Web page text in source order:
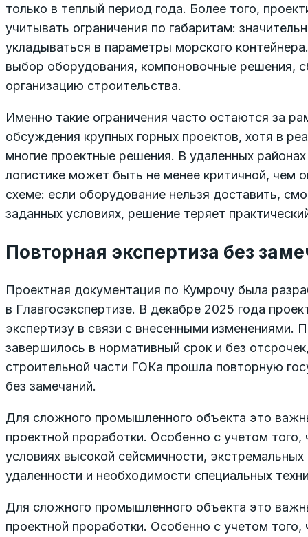
только в теплый период года. Более того,
учитывать ограничения по габаритам:
укладываться в параметры морского
выбор оборудования, компоновочные решения,
организацию строительства.
Именно такие ограничения часто остаются за
обсуждения крупных горных проектов, хотя в
многие проектные решения. В удаленных
логистике может быть не менее критичной, чем
схеме: если оборудование нельзя доставить,
заданных условиях, решение теряет
Повторная экспертиза без
Проектная документация по Кумрочу была
в Главгосэкспертизе. В декабре 2025 года
экспертизу в связи с внесенными изменениями.
завершилось в нормативный срок и без
строительной части ГОКа прошла повторную
без замечаний.
Для сложного промышленного объекта это
проектной проработки. Особенно с учетом того,
условиях высокой сейсмичности, экстремальных
удаленности и необходимости специальных
Для сложного промышленного объекта это
проектной проработки. Особенно с учетом того,